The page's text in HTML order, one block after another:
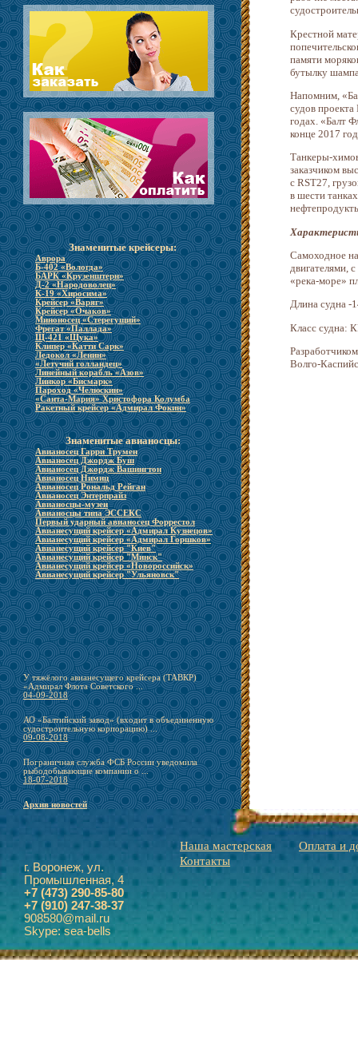
Знаменитые крейсеры:
Аврора
Б-402 «Вологда»
БАРК «Крузенштерн»
Д-2 «Народоволец»
К-19 «Хиросима»
Крейсер «Варяг»
Крейсер «Очаков»
Миноносец «Стерегущий»
Фрегат «Паллада»
Щ-421 «Щука»
Клипер «Катти Сарк»
Ледокол «Ленин»
«Летучий голландец»
Линейный корабль «Азов»
Линкор «Бисмарк»
Пароход «Челюскин»
«Санта-Мария» Христофора Колумба
Ракетный крейсер «Адмирал Фокин»
Знаменитые авианосцы:
Авианосец Гарри Трумен
Авианосец Джордж Буш
Авианосец Джордж Вашингтон
Авианосец Нимиц
Авианосец Рональд Рейган
Авианосец Энтерпрайз
Авианосцы-музеи
Авианосцы типа ЭССЕКС
Первый ударный авианосец Форрестол
Авианесущий крейсер «Адмирал Кузнецов»
Авианесущий крейсер «Адмирал Горшков»
Авианесущий крейсер "Киев"
Авианесущий крейсер "Минск"
Авианесущий крейсер «Новороссийск»
Авианесущий крейсер "Ульяновск"
У тяжёлого авианесущего крейсера (ТАВКР)
«Адмирал Флота Советского ...
04-09-2018
АО «Балтийский завод» (входит в объединенную
судостроительную корпорацию) ...
09-08-2018
Пограничная служба ФСБ России уведомила
рыбодобывающие компании о ...
18-07-2018
Архив новостей
Крестной
памяти
бутылку
Напомним,
судов
годах. «Балт
конце 2017
Танкеры-
заказчиком
с RST27,
в шести
Самоходное
двигателями,
«река-море»
Длина судна -
Класс судна:
Волго-
г. Воронеж, ул.
Промышленная, 4
+7 (473) 290-85-80
+7 (910) 247-38-37
908580@mail.ru
Skype: sea-bells
Наша мастерская
Оплата и
Контакты